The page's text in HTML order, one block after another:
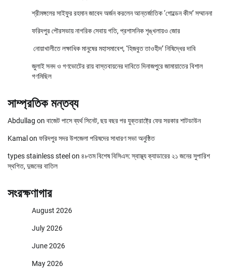
শ্রীমঙ্গলের সাইফুর রহমান জাবেদ অর্জন করলেন আন্তর্জাতিক ‘গোল্ডেন কীস’ সম্মাননা
ফরিদপুর পৌরসভায় নাগরিক সেবায় গতি, প্রশাসনিক শৃঙ্খলায়ও জোর
নোয়াখালীতে লক্ষাধিক মানুষের মহাসমাবেশ, ‘হিজবুত তাওহীদ’ নিষিদ্ধের দাবি
জুলাই সনদ ও গণভোটের রায় বাস্তবায়নের দাবিতে দিনাজপুরে জামায়াতের বিশাল
গণমিছিল
সাম্প্রতিক মন্তব্য
Abdullag on বাজেট পাসে ব্যর্থ সিনেট, ছয় বছর পর যুক্তরাষ্ট্রে ফের সরকার শাটডাউন
Kamal on ফরিদপুর সদর উপজেলা পরিষদের সাধারণ সভা অনুষ্ঠিত
types stainless steel on ৪৮তম বিশেষ বিসিএস: স্বাস্থ্য ক্যাডারের ২১ জনের সুপারিশ
স্থগিত, দুজনের বাতিল
সংরক্ষণাগার
August 2026
July 2026
June 2026
May 2026